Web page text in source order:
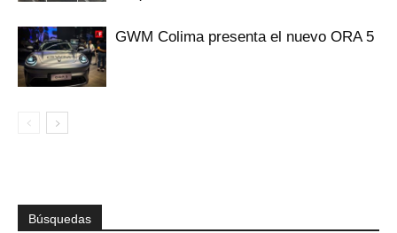
GWM Colima presenta el nuevo ORA 5
Búsquedas